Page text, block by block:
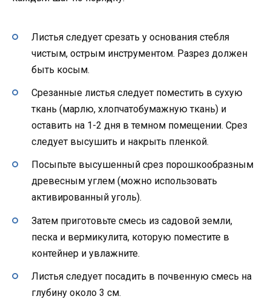
Листья следует срезать у основания стебля
чистым, острым инструментом. Разрез должен
быть косым.
Срезанные листья следует поместить в сухую
ткань (марлю, хлопчатобумажную ткань) и
оставить на 1-2 дня в темном помещении. Срез
следует высушить и накрыть пленкой.
Посыпьте высушенный срез порошкообразным
древесным углем (можно использовать
активированный уголь).
Затем приготовьте смесь из садовой земли,
песка и вермикулита, которую поместите в
контейнер и увлажните.
Листья следует посадить в почвенную смесь на
глубину около 3 см.